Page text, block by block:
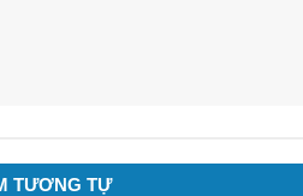
TƯƠNG TỰ